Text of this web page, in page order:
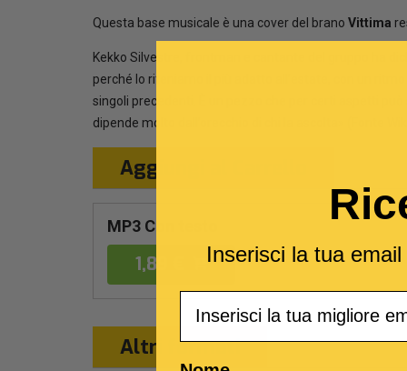
Questa base musicale è una cover del brano Vittima
Kekko Silvestre, frontman e cantante del gruppo ha
perché lo riteniamo il più adatto all’estate, con un
singoli precedenti. È un pezzo che per certi aspetti
dipende molto dall’orecchio di chi la ascolta» (Fonte
Aggiungi al Carrello
MP3 Con testo
1,89 €
Altri formati
Inserisci la tua